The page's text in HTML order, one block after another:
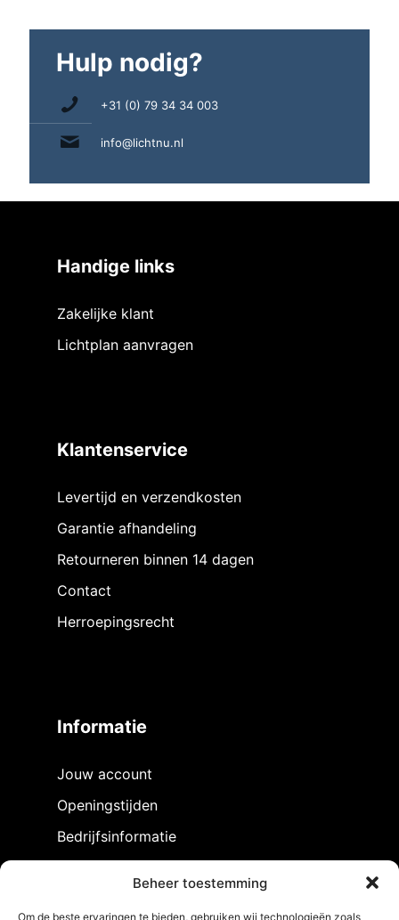
Beheer toestemming
Om de beste ervaringen te bieden, gebruiken wij technologieën zoals
Hulp nodig?
+31 (0) 79 34 34 003
info@lichtnu.nl
Handige links
Zakelijke klant
Lichtplan aanvragen
Klantenservice
Levertijd en verzendkosten
Garantie afhandeling
Retourneren binnen 14 dagen
Contact
Herroepingsrecht
Informatie
Jouw account
Openingstijden
Bedrijfsinformatie